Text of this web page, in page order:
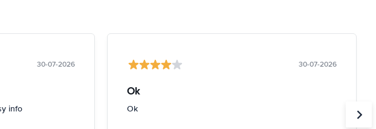
30-07-2026
info
30-07-2026
Ok
Ok